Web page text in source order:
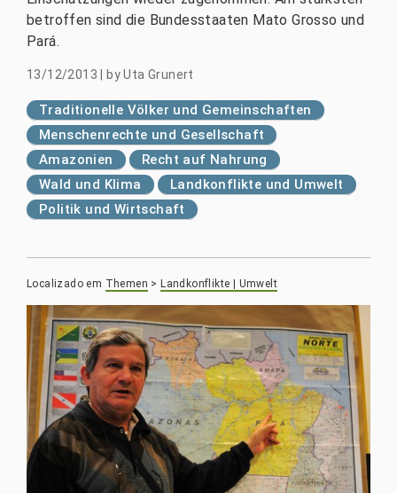
betroffen sind die Bundesstaaten Mato Grosso und
Pará.
13/12/2013 byUta Grunert
Traditionelle Völker und Gemeinschaften
Menschenrechte und Gesellschaft
Amazonien
Recht auf Nahrung
Wald und Klima
Landkonflikte und Umwelt
Politik und Wirtschaft
Localizado em Themen >Landkonflikte | Umwelt